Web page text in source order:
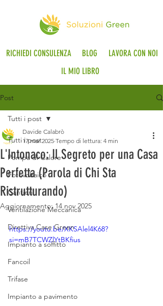
RICHIEDI CONSULENZA BLOG
LAVORA CON NOI
IL MIO LIBRO
Post
Tutti i post
Pompa di Calore
Fotovoltaico
Cantieri
Ventilazione Meccanica
Direttiva Case Green
Impianto a soffitto
Fancoil
Trifase
Impianto a pavimento
Tutti i post
L'Intonaco: Il Segreto per una Casa
Perfetta (Parola di Chi Sta
Ristrutturando)
Davide Calabrò
17 mar 2025 Tempo di lettura: 4 min
Aggiornamento: 14 nov 2025
https://youtu.be/XKSAlel4K68?
si=mB7TCWZlYtBKfius